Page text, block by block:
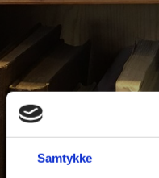
Samtykke